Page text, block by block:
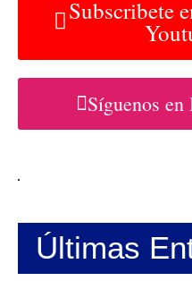
Subscribete
Síguenos en
Últimas